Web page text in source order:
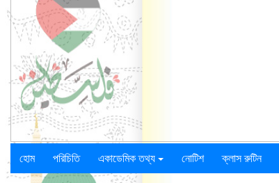
হোম পরিচিতি একাডেমিক তথ্য নোটিশ ক্লাস রুটিন